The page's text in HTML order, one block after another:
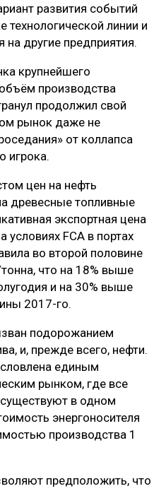
развития событий
технологической линии и
на другие предприятия.
крупнейшего
производства
продолжил свой
рынок даже не
от коллапса
игрока.
цен на нефть
древесные топливные
экспортная цена
условиях FCA в портах
во второй половине
что на 18% выше
и на 30% выше
2017-го.
подорожанием
и, прежде всего, нефти.
единым
рынком, где все
в одном
энергоносителя
производства 1
предположить, что